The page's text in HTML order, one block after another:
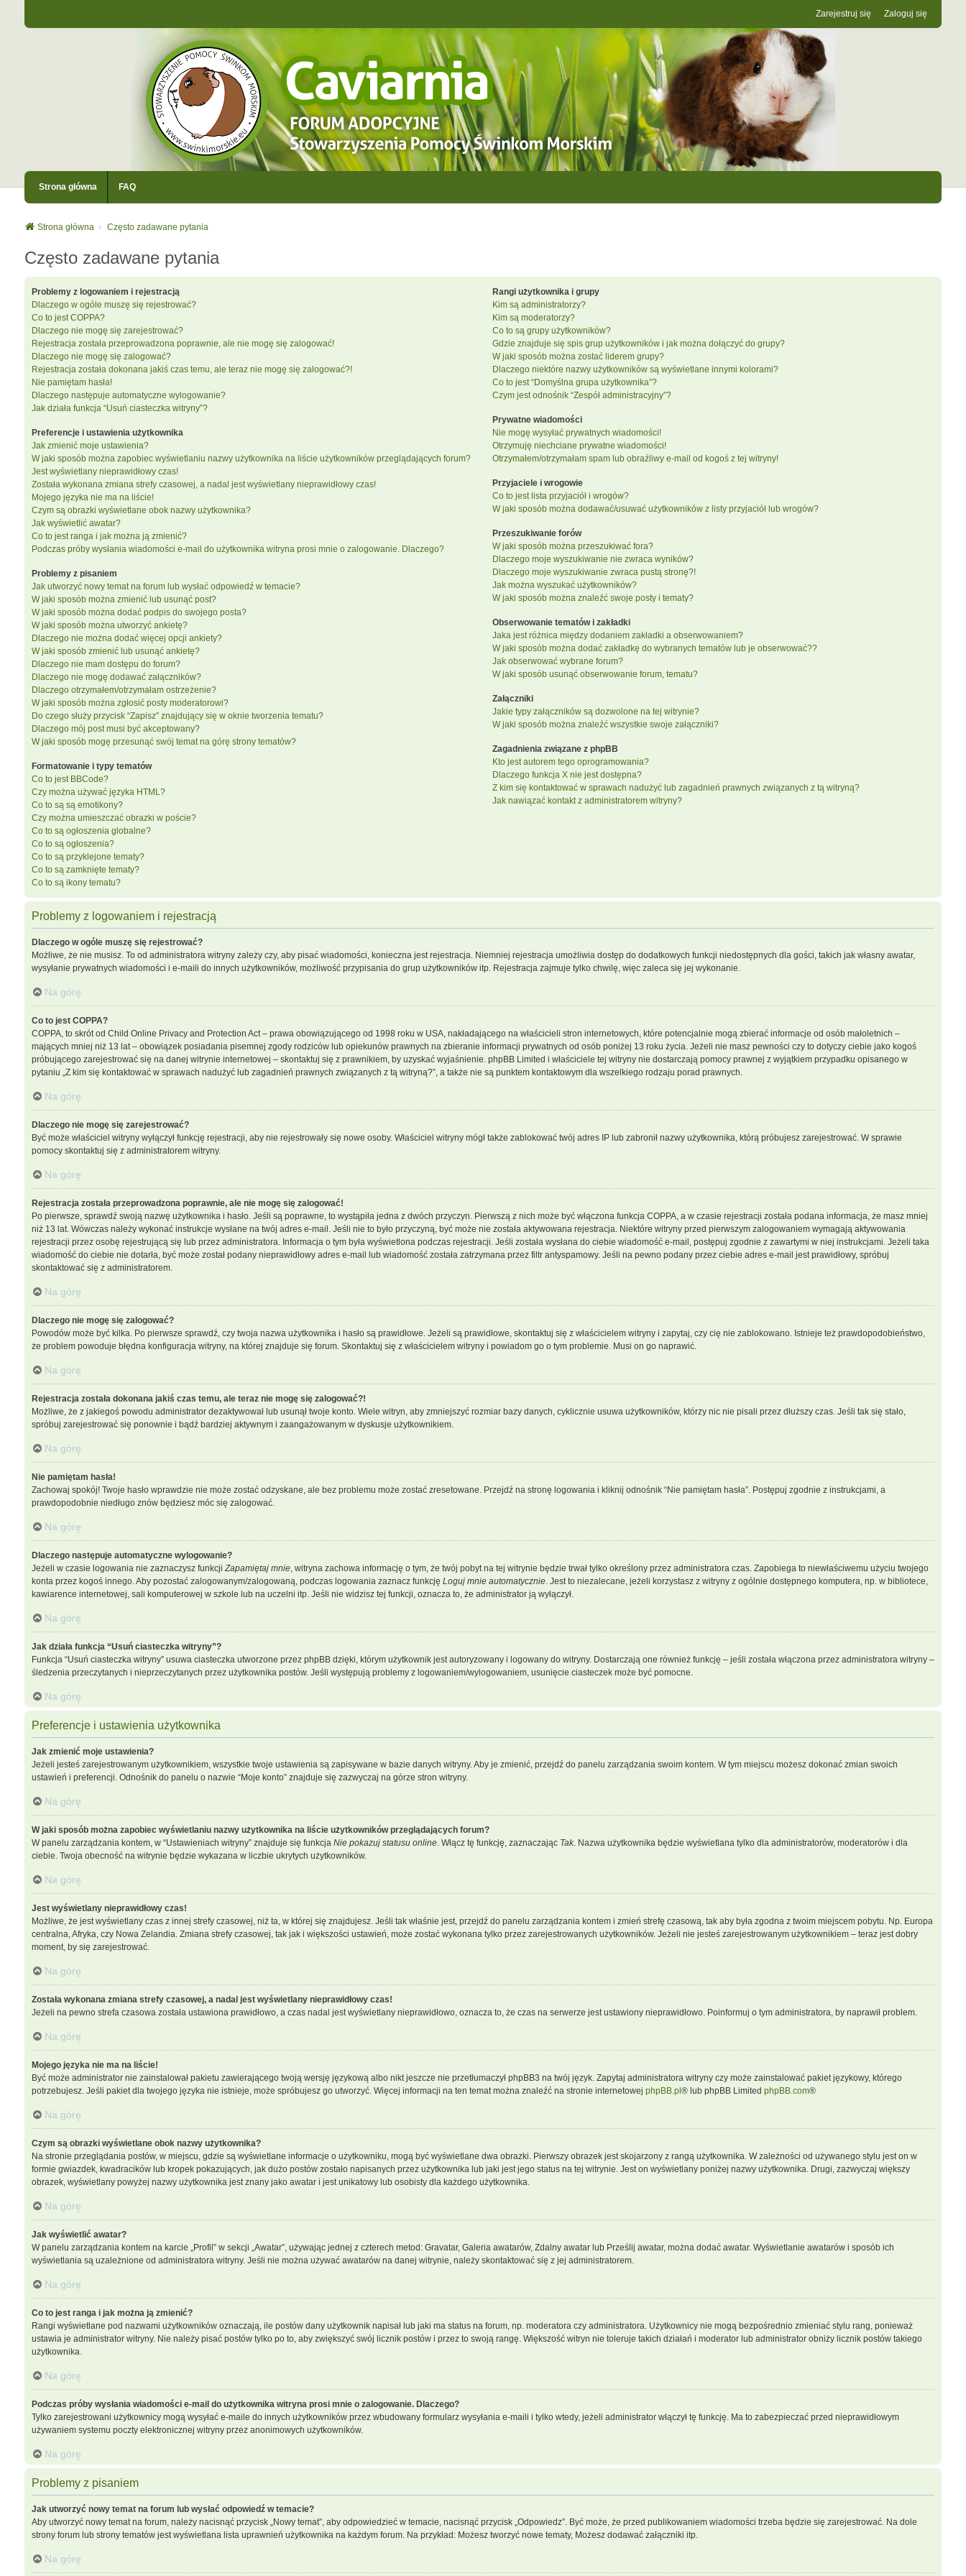
Zaloguj się
Zarejestruj się
Strona główna FAQ
Strona główna Często zadawane pytania
Często zadawane pytania
Problemy z logowaniem i rejestracją
Dlaczego w ogóle muszę się rejestrować?
Co to jest COPPA?
Dlaczego nie mogę się zarejestrować?
Rejestracja została przeprowadzona poprawnie, ale nie mogę się zalogować!
Dlaczego nie mogę się zalogować?
Rejestracja została dokonana jakiś czas temu, ale teraz nie mogę się zalogować?!
Nie pamiętam hasła!
Dlaczego następuje automatyczne wylogowanie?
Jak działa funkcja “Usuń ciasteczka witryny”?
Preferencje i ustawienia użytkownika
Jak zmienić moje ustawienia?
W jaki sposób można zapobiec wyświetlaniu nazwy użytkownika na liście użytkowników przeglądających forum?
Jest wyświetlany nieprawidłowy czas!
Została wykonana zmiana strefy czasowej, a nadal jest wyświetlany nieprawidłowy czas!
Mojego języka nie ma na liście!
Czym są obrazki wyświetlane obok nazwy użytkownika?
Jak wyświetlić awatar?
Co to jest ranga i jak można ją zmienić?
Podczas próby wysłania wiadomości e-mail do użytkownika witryna prosi mnie o zalogowanie. Dlaczego?
Problemy z pisaniem
Jak utworzyć nowy temat na forum lub wysłać odpowiedź w temacie?
W jaki sposób można zmienić lub usunąć post?
W jaki sposób można dodać podpis do swojego posta?
W jaki sposób można utworzyć ankietę?
Dlaczego nie można dodać więcej opcji ankiety?
W jaki sposób zmienić lub usunąć ankietę?
Dlaczego nie mam dostępu do forum?
Dlaczego nie mogę dodawać załączników?
Dlaczego otrzymałem/otrzymałam ostrzeżenie?
W jaki sposób można zgłosić posty moderatorowi?
Do czego służy przycisk “Zapisz” znajdujący się w oknie tworzenia tematu?
Dlaczego mój post musi być akceptowany?
W jaki sposób mogę przesunąć swój temat na górę strony tematów?
Formatowanie i typy tematów
Co to jest BBCode?
Czy można używać języka HTML?
Co to są są emotikony?
Czy można umieszczać obrazki w poście?
Co to są ogłoszenia globalne?
Co to są ogłoszenia?
Co to są przyklejone tematy?
Co to są zamknięte tematy?
Co to są ikony tematu?
Rangi użytkownika i grupy
Kim są administratorzy?
Kim są moderatorzy?
Co to są grupy użytkowników?
Gdzie znajduje się spis grup użytkowników i jak można dołączyć do grupy?
W jaki sposób można zostać liderem grupy?
Dlaczego niektóre nazwy użytkowników są wyświetlane innymi kolorami?
Co to jest “Domyślna grupa użytkownika”?
Czym jest odnośnik “Zespół administracyjny”?
Prywatne wiadomości
Nie mogę wysyłać prywatnych wiadomości!
Otrzymuję niechciane prywatne wiadomości!
Otrzymałem/otrzymałam spam lub obraźliwy e-mail od kogoś z tej witryny!
Przyjaciele i wrogowie
Co to jest lista przyjaciół i wrogów?
W jaki sposób można dodawać/usuwać użytkowników z listy przyjaciół lub wrogów?
Przeszukiwanie forów
W jaki sposób można przeszukiwać fora?
Dlaczego moje wyszukiwanie nie zwraca wyników?
Dlaczego moje wyszukiwanie zwraca pustą stronę?!
Jak można wyszukać użytkowników?
W jaki sposób można znaleźć swoje posty i tematy?
Obserwowanie tematów i zakładki
Jaka jest różnica między dodaniem zakładki a obserwowaniem?
W jaki sposób można dodać zakładkę do wybranych tematów lub je obserwować??
Jak obserwować wybrane forum?
W jaki sposób usunąć obserwowanie forum, tematu?
Załączniki
Jakie typy załączników są dozwolone na tej witrynie?
W jaki sposób można znaleźć wszystkie swoje załączniki?
Zagadnienia związane z phpBB
Kto jest autorem tego oprogramowania?
Dlaczego funkcja X nie jest dostępna?
Z kim się kontaktować w sprawach nadużyć lub zagadnień prawnych związanych z tą witryną?
Jak nawiązać kontakt z administratorem witryny?
Problemy z logowaniem i rejestracją
Dlaczego w ogóle muszę się rejestrować?
Możliwe, że nie musisz. To od administratora witryny zależy czy, aby pisać wiadomości, konieczna jest rejestracja. Niemniej rejestracja umożliwia dostęp do dodatkowych funkcji niedostępnych dla gości, takich jak własny awatar,
wysyłanie prywatnych wiadomości i e-maili do innych użytkowników, możliwość przypisania do grup użytkowników itp. Rejestracja zajmuje tylko chwilę, więc zaleca się jej wykonanie.
Na górę
Co to jest COPPA?
COPPA, to skrót od Child Online Privacy and Protection Act – prawa obowiązującego od 1998 roku w USA, nakładającego na właścicieli stron internetowych, które potencjalnie mogą zbierać informacje od osób małoletnich –
mających mniej niż 13 lat – obowiązek posiadania pisemnej zgody rodziców lub opiekunów prawnych na zbieranie informacji prywatnych od osób poniżej 13 roku życia. Jeżeli nie masz pewności czy to dotyczy ciebie jako kogoś
próbującego zarejestrować się na danej witrynie internetowej – skontaktuj się z prawnikiem, by uzyskać wyjaśnienie. phpBB Limited i właściciele tej witryny nie dostarczają pomocy prawnej z wyjątkiem przypadku opisanego w
pytaniu „Z kim się kontaktować w sprawach nadużyć lub zagadnień prawnych związanych z tą witryną?”, a także nie są punktem kontaktowym dla wszelkiego rodzaju porad prawnych.
Na górę
Dlaczego nie mogę się zarejestrować?
Być może właściciel witryny wyłączył funkcję rejestracji, aby nie rejestrowały się nowe osoby. Właściciel witryny mógł także zablokować twój adres IP lub zabronił nazwy użytkownika, którą próbujesz zarejestrować. W sprawie
pomocy skontaktuj się z administratorem witryny.
Na górę
Rejestracja została przeprowadzona poprawnie, ale nie mogę się zalogować!
Po pierwsze, sprawdź swoją nazwę użytkownika i hasło. Jeśli są poprawne, to wystąpiła jedna z dwóch przyczyn. Pierwszą z nich może być włączona funkcja COPPA, a w czasie rejestracji została podana informacja, że masz mniej
niż 13 lat. Wówczas należy wykonać instrukcje wysłane na twój adres e-mail. Jeśli nie to było przyczyną, być może nie została aktywowana rejestracja. Niektóre witryny przed pierwszym zalogowaniem wymagają aktywowania
rejestracji przez osobę rejestrującą się lub przez administratora. Informacja o tym była wyświetlona podczas rejestracji. Jeśli została wysłana do ciebie wiadomość e-mail, postępuj zgodnie z zawartymi w niej instrukcjami. Jeżeli taka
wiadomość do ciebie nie dotarła, być może został podany nieprawidłowy adres e-mail lub wiadomość została zatrzymana przez filtr antyspamowy. Jeśli na pewno podany przez ciebie adres e-mail jest prawidłowy, spróbuj
skontaktować się z administratorem.
Na górę
Dlaczego nie mogę się zalogować?
Powodów może być kilka. Po pierwsze sprawdź, czy twoja nazwa użytkownika i hasło są prawidłowe. Jeżeli są prawidłowe, skontaktuj się z właścicielem witryny i zapytaj, czy cię nie zablokowano. Istnieje też prawdopodobieństwo,
że problem powoduje błędna konfiguracja witryny, na której znajduje się forum. Skontaktuj się z właścicielem witryny i powiadom go o tym problemie. Musi on go naprawić.
Na górę
Rejestracja została dokonana jakiś czas temu, ale teraz nie mogę się zalogować?!
Możliwe, że z jakiegoś powodu administrator dezaktywował lub usunął twoje konto. Wiele witryn, aby zmniejszyć rozmiar bazy danych, cyklicznie usuwa użytkowników, którzy nic nie pisali przez dłuższy czas. Jeśli tak się stało,
spróbuj zarejestrować się ponownie i bądź bardziej aktywnym i zaangażowanym w dyskusje użytkownikiem.
Na górę
Nie pamiętam hasła!
Zachowaj spokój! Twoje hasło wprawdzie nie może zostać odzyskane, ale bez problemu może zostać zresetowane. Przejdź na stronę logowania i kliknij odnośnik “Nie pamiętam hasła”. Postępuj zgodnie z instrukcjami, a
prawdopodobnie niedługo znów będziesz móc się zalogować.
Na górę
Dlaczego następuje automatyczne wylogowanie?
Jeżeli w czasie logowania nie zaznaczysz funkcjiZapamiętaj mnie, witryna zachowa informację o tym, że twój pobyt na tej witrynie będzie trwał tylko określony przez administratora czas. Zapobiega to niewłaściwemu użyciu twojego
konta przez kogoś innego. Aby pozostać zalogowanym/zalogowaną, podczas logowania zaznacz funkcję Loguj mnie automatycznie. Jest to niezalecane, jeżeli korzystasz z witryny z ogólnie dostępnego komputera, np. w bibliotece,
kawiarence internetowej, sali komputerowej w szkole lub na uczelni itp. Jeśli nie widzisz tej funkcji, oznacza to, że administrator ją wyłączył.
Na górę
Jak działa funkcja “Usuń ciasteczka witryny”?
Funkcja “Usuń ciasteczka witryny” usuwa ciasteczka utworzone przez phpBB dzięki, którym użytkownik jest autoryzowany i logowany do witryny. Dostarczają one również funkcję – jeśli została włączona przez administratora witryny –
śledzenia przeczytanych i nieprzeczytanych przez użytkownika postów. Jeśli występują problemy z logowaniem/wylogowaniem, usunięcie ciasteczek może być pomocne.
Na górę
Preferencje i ustawienia użytkownika
Jak zmienić moje ustawienia?
Jeżeli jesteś zarejestrowanym użytkownikiem, wszystkie twoje ustawienia są zapisywane w bazie danych witryny. Aby je zmienić, przejdź do panelu zarządzania swoim kontem. W tym miejscu możesz dokonać zmian swoich
ustawień i preferencji. Odnośnik do panelu o nazwie “Moje konto” znajduje się zazwyczaj na górze stron witryny.
Na górę
W jaki sposób można zapobiec wyświetlaniu nazwy użytkownika na liście użytkowników przeglądających forum?
W panelu zarządzania kontem, w “Ustawieniach witryny” znajduje się funkcja Nie pokazuj statusu online. Włącz tę funkcję, zaznaczając Tak. Nazwa użytkownika będzie wyświetlana tylko dla administratorów, moderatorów i dla
ciebie. Twoja obecność na witrynie będzie wykazana w liczbie ukrytych użytkowników.
Na górę
Jest wyświetlany nieprawidłowy czas!
Możliwe, że jest wyświetlany czas z innej strefy czasowej, niż ta, w której się znajdujesz. Jeśli tak właśnie jest, przejdź do panelu zarządzania kontem i zmień strefę czasową, tak aby była zgodna z twoim miejscem pobytu. Np. Europa
centralna, Afryka, czy Nowa Zelandia. Zmiana strefy czasowej, tak jak i większości ustawień, może zostać wykonana tylko przez zarejestrowanych użytkowników. Jeżeli nie jesteś zarejestrowanym użytkownikiem – teraz jest dobry
moment, by się zarejestrować.
Na górę
Została wykonana zmiana strefy czasowej, a nadal jest wyświetlany nieprawidłowy czas!
Jeżeli na pewno strefa czasowa została ustawiona prawidłowo, a czas nadal jest wyświetlany nieprawidłowo, oznacza to, że czas na serwerze jest ustawiony nieprawidłowo. Poinformuj o tym administratora, by naprawił problem.
Na górę
Mojego języka nie ma na liście!
Być może administrator nie zainstalował pakietu zawierającego twoją wersję językową albo nikt jeszcze nie przetłumaczył phpBB3 na twój język. Zapytaj administratora witryny czy może zainstalować pakiet językowy, którego
potrzebujesz. Jeśli pakiet dla twojego języka nie istnieje, może spróbujesz go utworzyć. Więcej informacji na ten temat można znaleźć na stronie internetowej phpBB.pl ® lub phpBB Limited phpBB.com®
Na górę
Czym są obrazki wyświetlane obok nazwy użytkownika?
Na stronie przeglądania postów, w miejscu, gdzie są wyświetlane informacje o użytkowniku, mogą być wyświetlane dwa obrazki. Pierwszy obrazek jest skojarzony z rangą użytkownika. W zależności od używanego stylu jest on w
formie gwiazdek, kwadracików lub kropek pokazujących, jak dużo postów zostało napisanych przez użytkownika lub jaki jest jego status na tej witrynie. Jest on wyświetlany poniżej nazwy użytkownika. Drugi, zazwyczaj większy
obrazek, wyświetlany powyżej nazwy użytkownika jest znany jako awatar i jest unikatowy lub osobisty dla każdego użytkownika.
Na górę
Jak wyświetlić awatar?
W panelu zarządzania kontem na karcie „Profil” w sekcji „Awatar”, używając jednej z czterech metod: Gravatar, Galeria awatarów, Zdalny awatar lub Prześlij awatar, można dodać awatar. Wyświetlanie awatarów i sposób ich
wyświetlania są uzależnione od administratora witryny. Jeśli nie można używać awatarów na danej witrynie, należy skontaktować się z jej administratorem.
Na górę
Co to jest ranga i jak można ją zmienić?
Rangi wyświetlane pod nazwami użytkowników oznaczają, ile postów dany użytkownik napisał lub jaki ma status na forum, np. moderatora czy administratora. Użytkownicy nie mogą bezpośrednio zmieniać stylu rang, ponieważ
ustawia je administrator witryny. Nie należy pisać postów tylko po to, aby zwiększyć swój licznik postów i przez to swoją rangę. Większość witryn nie toleruje takich działań i moderator lub administrator obniży licznik postów takiego
użytkownika.
Na górę
Podczas próby wysłania wiadomości e-mail do użytkownika witryna prosi mnie o zalogowanie. Dlaczego?
Tylko zarejestrowani użytkownicy mogą wysyłać e-maile do innych użytkowników przez wbudowany formularz wysyłania e-maili i tylko wtedy, jeżeli administrator włączył tę funkcję. Ma to zabezpieczać przed nieprawidłowym
używaniem systemu poczty elektronicznej witryny przez anonimowych użytkowników.
Na górę
Problemy z pisaniem
Jak utworzyć nowy temat na forum lub wysłać odpowiedź w temacie?
Aby utworzyć nowy temat na forum, należy nacisnąć przycisk „Nowy temat”, aby odpowiedzieć w temacie, nacisnąć przycisk „Odpowiedz”. Być może, że przed publikowaniem wiadomości trzeba będzie się zarejestrować. Na dole
strony forum lub strony tematów jest wyświetlana lista uprawnień użytkownika na każdym forum. Na przykład: Możesz tworzyć nowe tematy, Możesz dodawać załączniki itp.
Na górę